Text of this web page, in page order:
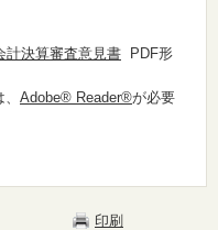
計決算審査意見書 PDF形
Adobe® Reader®が必要
印刷